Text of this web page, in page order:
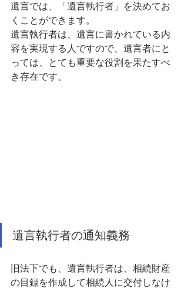
遺言では、「遺言執行者」を決めてお
くことができます。
遺言執行者は、遺言に書かれている内
容を実現する人ですので、遺言者にと
っては、とても重要な役割を果たすべ
き存在です。
遺言執行者の通知義務
旧法下でも、遺言執行者は、相続財産
の目録を作成して相続人に交付しなけ